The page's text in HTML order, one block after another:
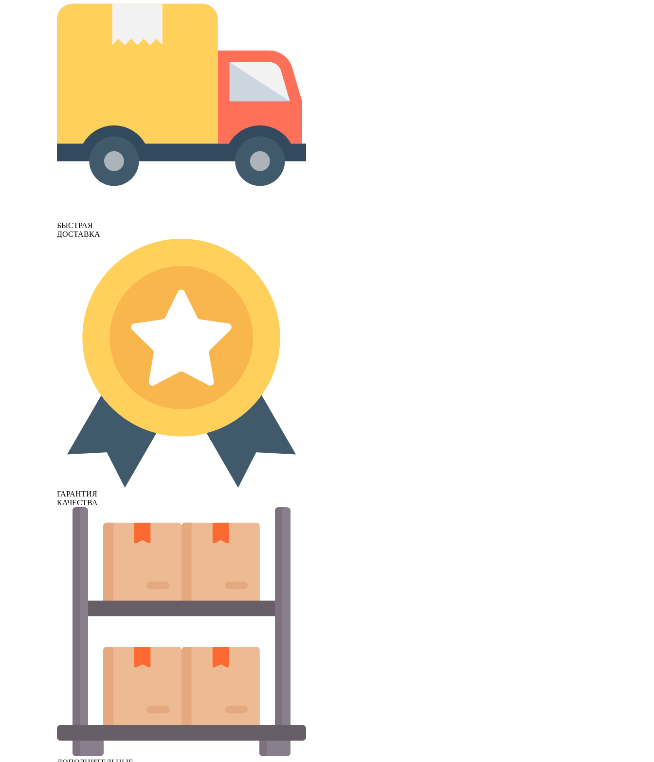
БЫСТРАЯ
ДОСТАВКА
ГАРАНТИЯ
КАЧЕСТВА